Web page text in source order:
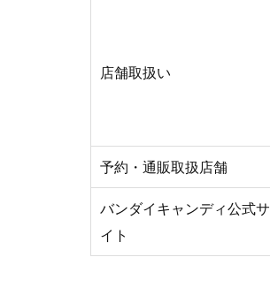
店舗取扱い
予約・通販取扱店舗
バンダイキャンディ公式サ
イト